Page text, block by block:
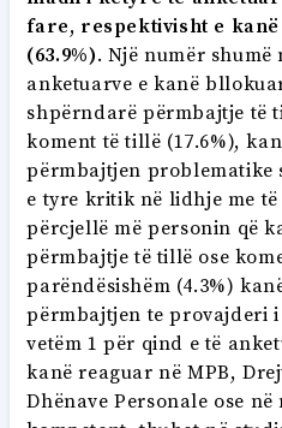
fare, respektivisht e
(63.9%). Një numër shumë
anketuarve e kanë
shpërndarë përmbajtje të
koment të tillë (17.6%),
përmbajtjen problematike
e tyre kritik në lidhje me të
përcjellë më personin që
përmbajtje të tillë ose
parëndësishëm (4.3%)
përmbajtjen te provajderi
vetëm 1 për qind e të
kanë reaguar në MPB,
Dhënave Personale ose